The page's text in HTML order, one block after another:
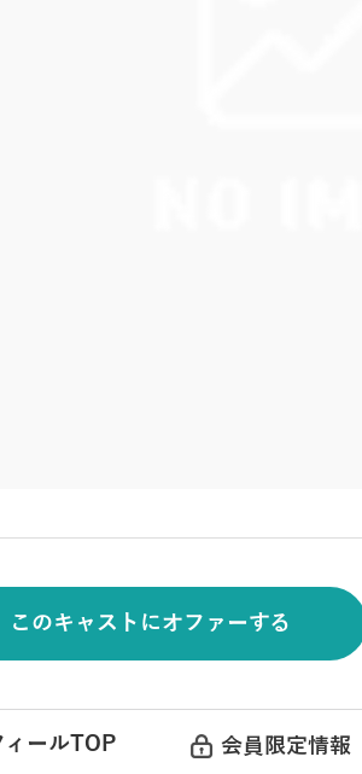
このキャストにオファーする
ィールTOP 会員限定情報